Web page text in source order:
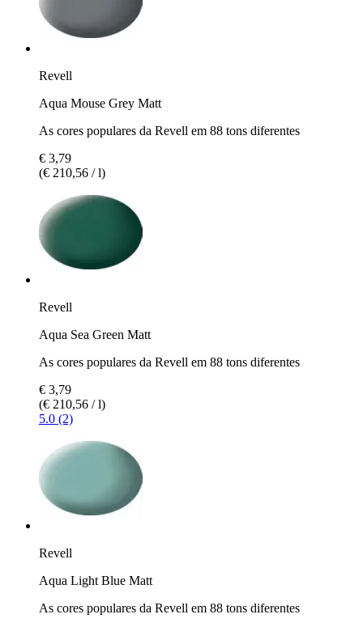
Revell
Aqua Mouse Grey Matt
As cores populares da Revell em 88 tons diferentes
€ 3,79
(€ 210,56 / l)
Revell
Aqua Sea Green Matt
As cores populares da Revell em 88 tons diferentes
€ 3,79
(€ 210,56 / l)
5.0 (2)
Revell
Aqua Light Blue Matt
As cores populares da Revell em 88 tons diferentes